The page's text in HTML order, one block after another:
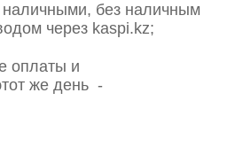
наличными, без наличным
через kaspi.kz;
оплаты и
же день -